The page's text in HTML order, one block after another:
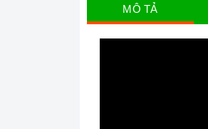
MÔ TẢ